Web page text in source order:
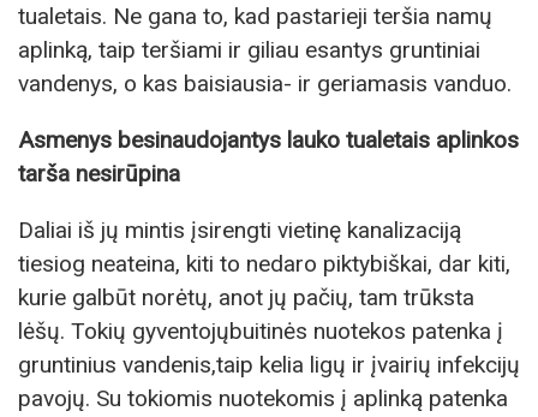
tualetais. Ne gana to, kad pastarieji teršia namų
aplinką, taip teršiami ir giliau esantys gruntiniai
vandenys, o kas baisiausia- ir geriamasis vanduo.
Asmenys besinaudojantys lauko tualetais aplinkos
tarša nesirūpina
Daliai iš jų mintis įsirengti vietinę kanalizaciją
tiesiog neateina, kiti to nedaro piktybiškai, dar kiti,
kurie galbūt norėtų, anot jų pačių, tam trūksta
lėšų. Tokių gyventojųbuitinės nuotekos patenka į
gruntinius vandenis,taip kelia ligų ir įvairių infekcijų
pavojų. Su tokiomis nuotekomis į aplinką patenka